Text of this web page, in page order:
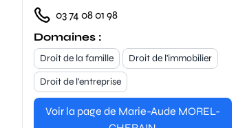
03 74 08 01 98
Domaines :
Droit de la famille
Droit de l'immobilier
Droit de l'entreprise
Voir la page de Marie-Aude MOREL-